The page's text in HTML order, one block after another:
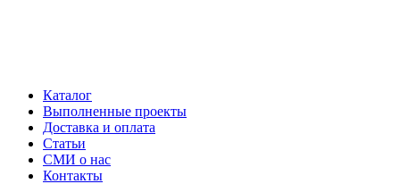
Каталог
Выполненные проекты
Доставка и оплата
Статьи
СМИ о нас
Контакты